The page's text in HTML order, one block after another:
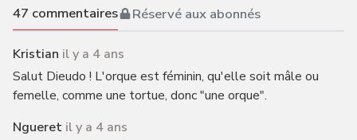
47 commentaires Réservé aux abonnés
Kristian il y a 4 ans
Salut Dieudo ! L'orque est féminin, qu'elle soit mâle ou
femelle, comme une tortue, donc "une orque".
Ngueret il y a 4 ans